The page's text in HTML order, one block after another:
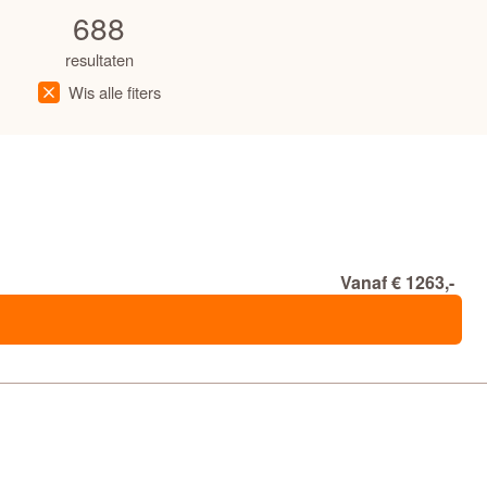
688
resultaten
Wis alle fiters
Vanaf € 1263,-